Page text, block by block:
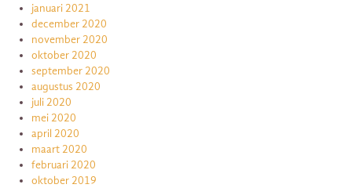
januari 2021
december 2020
november 2020
oktober 2020
september 2020
augustus 2020
juli 2020
mei 2020
april 2020
maart 2020
februari 2020
oktober 2019